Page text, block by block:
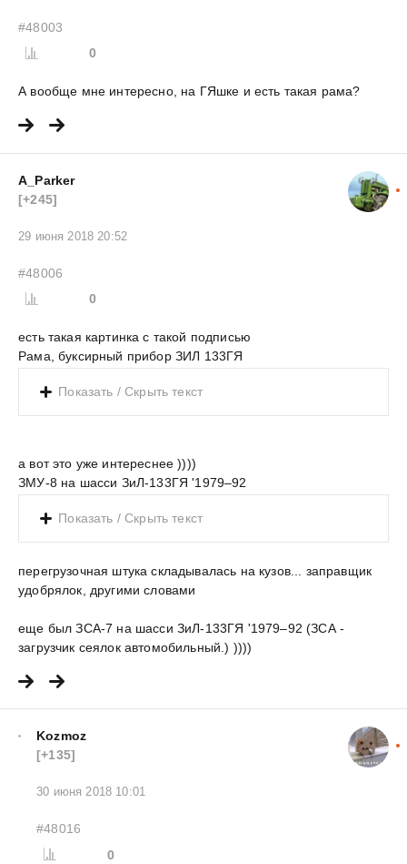
#48003
0
А вообще мне интересно, на ГЯшке и есть такая рама?
A_Parker
[+245]
29 июня 2018 20:52
#48006
0
есть такая картинка с такой подписью
Рама, буксирный прибор ЗИЛ 133ГЯ
Показать / Скрыть текст
а вот это уже интереснее ))))
ЗМУ-8 на шасси ЗиЛ-133ГЯ '1979–92
Показать / Скрыть текст
перегрузочная штука складывалась на кузов... заправщик
удобрялок, другими словами
еще был ЗСА-7 на шасси ЗиЛ-133ГЯ '1979–92 (ЗСА -
загрузчик сеялок автомобильный.) ))))
Kozmoz
[+135]
30 июня 2018 10:01
#48016
0